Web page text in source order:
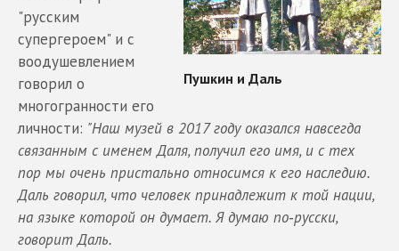
"русским
супергероем" и с
воодушевлением
говорил о
многогранности его
личности: "Наш музей в 2017 году оказался навсегда
связанным с именем Даля, получил его имя, и с тех
пор мы очень пристально относимся к его наследию.
Даль говорил, что человек принадлежит к той нации,
на языке которой он думает. Я думаю по‑русски,
говорит Даль.